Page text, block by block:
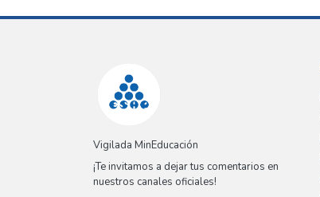
Vigilada MinEducación
¡Te invitamos a dejar tus comentarios en
nuestros canales oficiales!